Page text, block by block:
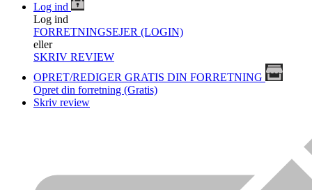
Log ind
Log ind
FORRETNINGSEJER (LOGIN)
eller
SKRIV REVIEW
OPRET/REDIGER GRATIS DIN FORRETNING
Opret din forretning (Gratis)
Skriv review